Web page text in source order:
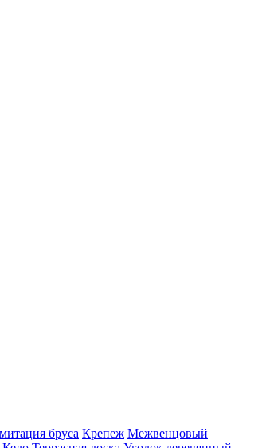
бруса Крепеж Межвенцовый